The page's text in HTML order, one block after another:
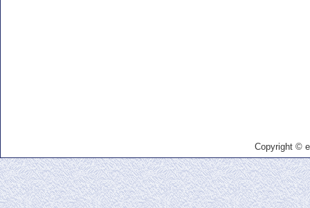
Copyright ©